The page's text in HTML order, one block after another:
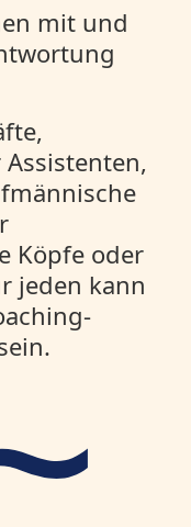
mit und
Köpfe oder
jeden kann